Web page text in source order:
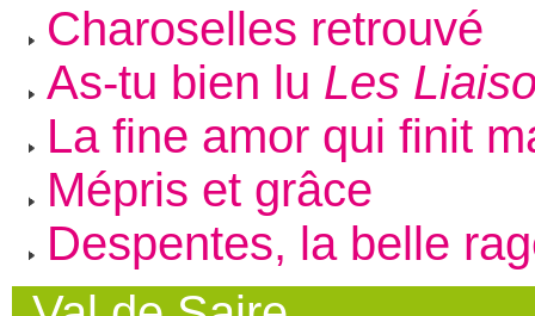
Charoselles retrouvé
As-tu bien lu Les
La fine amor qui finit
Mépris et grâce
Despentes, la belle